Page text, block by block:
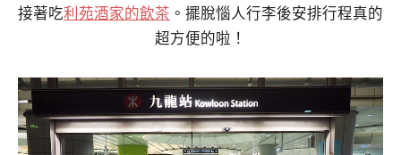
接著吃利苑酒家的飲茶 。擺脫惱人行李後安排行程真的
超方便的啦！